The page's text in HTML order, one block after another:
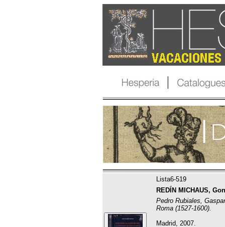
Lista6-519
REDÍN MICHAUS,
Pedro Rubiales,
Roma (1527-1600).
Madrid, 2007.